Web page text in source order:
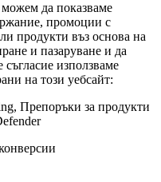
да показваме
промоции с
продукти въз основа на
и пазаруване и да
използваме
на този уебсайт:
Препоръки за продукти